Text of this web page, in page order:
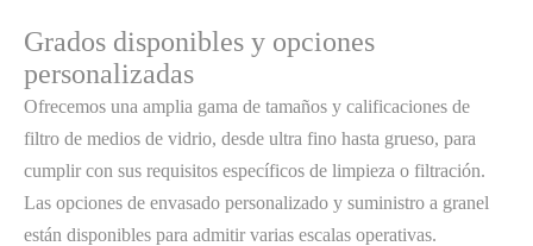
Grados disponibles y opciones
personalizadas
Ofrecemos una amplia gama de tamaños y calificaciones de
filtro de medios de vidrio, desde ultra fino hasta grueso, para
cumplir con sus requisitos específicos de limpieza o filtración.
Las opciones de envasado personalizado y suministro a granel
están disponibles para admitir varias escalas operativas.